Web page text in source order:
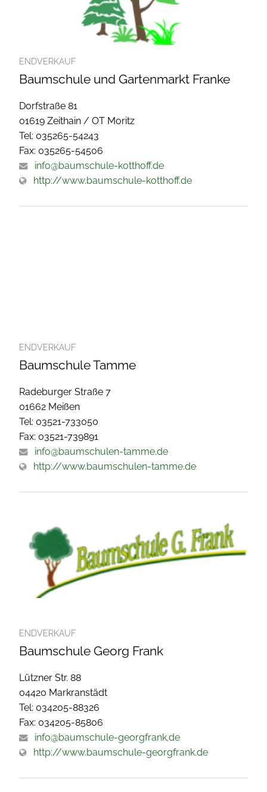
ENDVERKAUF
Baumschule und Gartenmarkt Franke
Dorfstraße 81
01619 Zeithain / OT Moritz
Tel: 035265-54243
Fax: 035265-54506
info@baumschule-kotthoff.de
http://www.baumschule-kotthoff.de
ENDVERKAUF
Baumschule Tamme
Radeburger Straße 7
01662 Meißen
Tel: 03521-733050
Fax: 03521-739891
info@baumschulen-tamme.de
http://www.baumschulen-tamme.de
ENDVERKAUF
Baumschule Georg Frank
Lützner Str. 88
04420 Markranstädt
Tel: 034205-88326
Fax: 034205-85806
info@baumschule-georgfrank.de
http://www.baumschule-georgfrank.de